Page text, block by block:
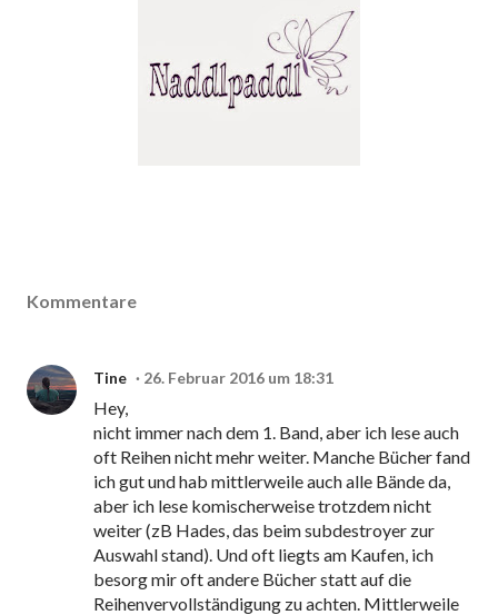
Kommentare
Tine 26. Februar 2016 um 18:31
Hey,
nicht immer nach dem 1. Band, aber ich lese auch
oft Reihen nicht mehr weiter. Manche Bücher fand
ich gut und hab mittlerweile auch alle Bände da,
aber ich lese komischerweise trotzdem nicht
weiter (zB Hades, das beim subdestroyer zur
Auswahl stand). Und oft liegts am Kaufen, ich
besorg mir oft andere Bücher statt auf die
Reihenvervollständigung zu achten. Mittlerweile